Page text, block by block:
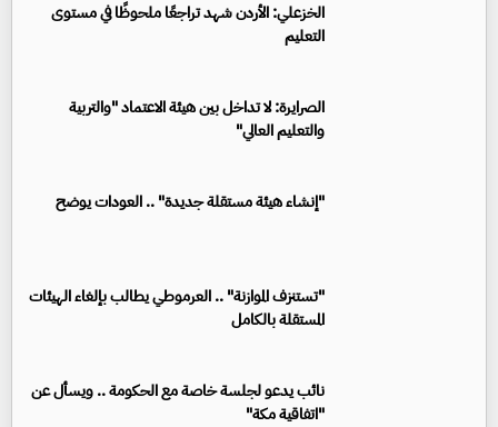
الخزعلي: الأردن شهد تراجعًا ملحوظًا في مستوى
التعليم
الصرايرة: لا تداخل بين هيئة الاعتماد "والتربية
والتعليم العالي"
"إنشاء هيئة مستقلة جديدة" .. العودات يوضح
"تستنزف الموازنة" .. العرموطي يطالب بإلغاء الهيئات
المستقلة بالكامل
نائب يدعو لجلسة خاصة مع الحكومة .. ويسأل عن
"اتفاقية مكة"